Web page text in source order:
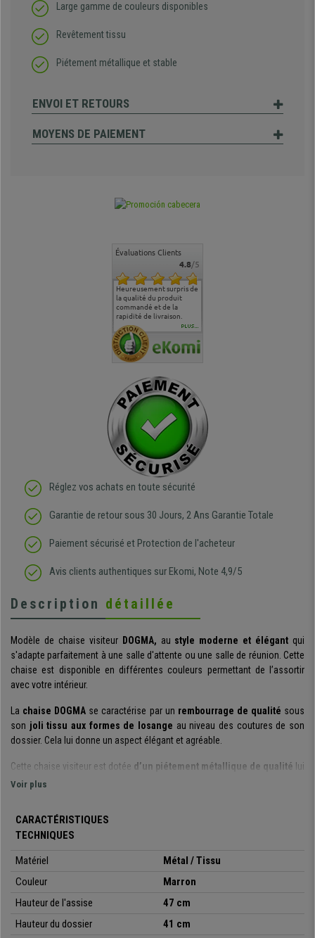
Large gamme de couleurs disponibles
Revêtement tissu
Piétement métallique et stable
ENVOI ET RETOURS
MOYENS DE PAIEMENT
Évaluations Clients
4.8/5
Heureusement surpris de
la qualité du produit
commandé et de la
rapidité de livraison.
de l'aménagement et ne
regrette pas mon achat.
PLUS...
Réglez vos achats en toute sécurité
Garantie de retour sous 30 Jours, 2 Ans Garantie Totale
Paiement sécurisé et Protection de l'acheteur
Avis clients authentiques sur Ekomi, Note 4,9/5
Description détaillée
Modèle de chaise visiteur DOGMA, au style moderne et élégant qui
s'adapte parfaitement à une salle d'attente ou une salle de réunion. Cette
chaise est disponible en différentes couleurs permettant de l’assortir
avec votre intérieur.
La chaise DOGMA se caractérise par un rembourrage de qualité sous
son joli tissu aux formes de losange au niveau des coutures de son
dossier. Cela lui donne un aspect élégant et agréable.
Cette chaise visiteur est dotée d’un piétement métallique de qualité lui
permettant une
Elle est tout autant
Il s’agit d’un avantage indéniable pour uneutilisation intensive.
unrevêtemententissu ou en velours,beaucoup de couleurs
également disponibles pour vous permettre de choisir celle qui
Voir plus
CARACTÉRISTIQUES
TECHNIQUES
Matériel
Métal / Tissu
Couleur
Marron
Hauteur de l'assise
47 cm
Hauteur du dossier
41 cm